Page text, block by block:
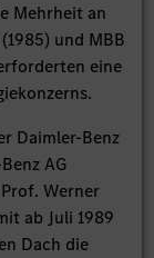
Mehrheit an
und MBB
eine
Daimler-Benz
AG
Werner
ab Juli 1989
Dach die